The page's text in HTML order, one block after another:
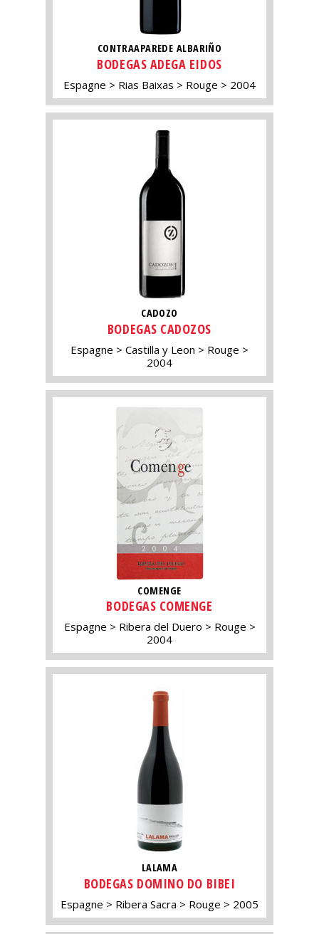
CONTRAAPAREDE ALBARIÑO
BODEGAS ADEGA EIDOS
Espagne Rias Baixas Rouge 2004
CADOZO
BODEGAS CADOZOS
Espagne Castilla y Leon
Rouge
2004
COMENGE
BODEGAS COMENGE
Espagne Ribera del Duero
Rouge
2004
LALAMA
BODEGAS DOMINO DO BIBEI
Espagne Ribera Sacra Rouge 2005